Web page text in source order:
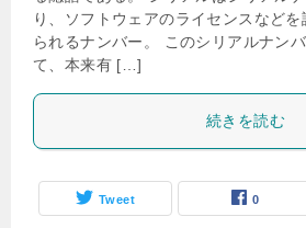
り、ソフトウェアのライセンスなど
られるナンバー。 このシリアルナン
て、本来有 […]
続きを読む
Tweet 0